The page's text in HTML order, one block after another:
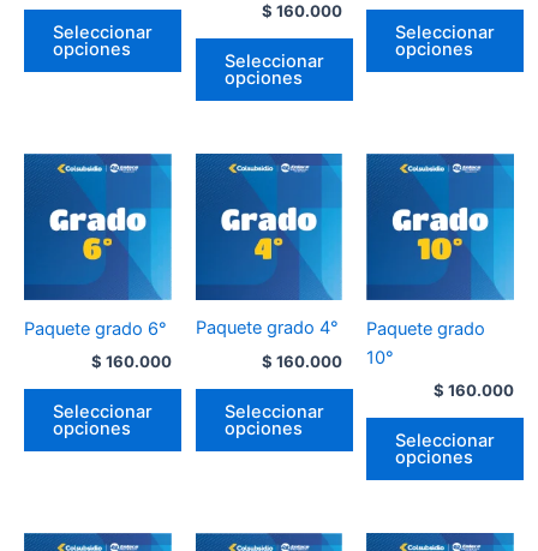
Seleccionar
opciones
$ 160.000
Seleccionar
opciones
Seleccionar
opciones
Paquete grado 6°
$ 160.000
Seleccionar
opciones
Paquete grado 4°
$ 160.000
Seleccionar
opciones
Paquete grado
10°
$ 160.000
Seleccionar
opciones